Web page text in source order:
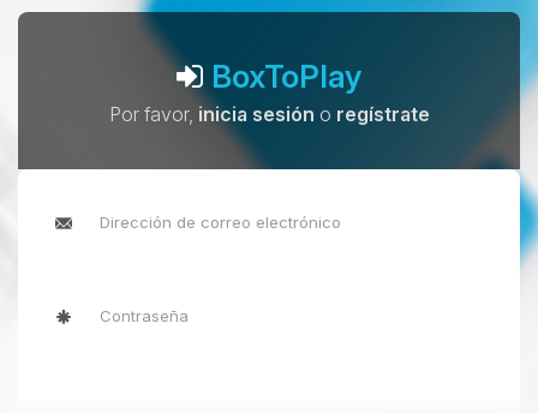
BoxToPlay
Por favor, inicia sesión o regístrate